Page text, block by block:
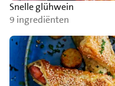
Snelle glühwein
9 ingrediënten